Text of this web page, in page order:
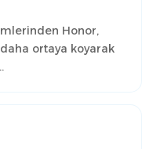
Honor,
ortaya koyarak